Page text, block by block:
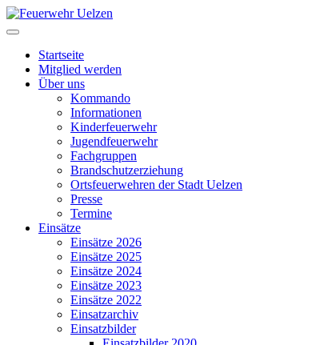
Startseite
Mitglied werden
Über uns
Kommando
Informationen
Kinderfeuerwehr
Jugendfeuerwehr
Fachgruppen
Brandschutzerziehung
Ortsfeuerwehren der Stadt Uelzen
Presse
Termine
Einsätze
Einsätze 2026
Einsätze 2025
Einsätze 2024
Einsätze 2023
Einsätze 2022
Einsatzarchiv
Einsatzbilder